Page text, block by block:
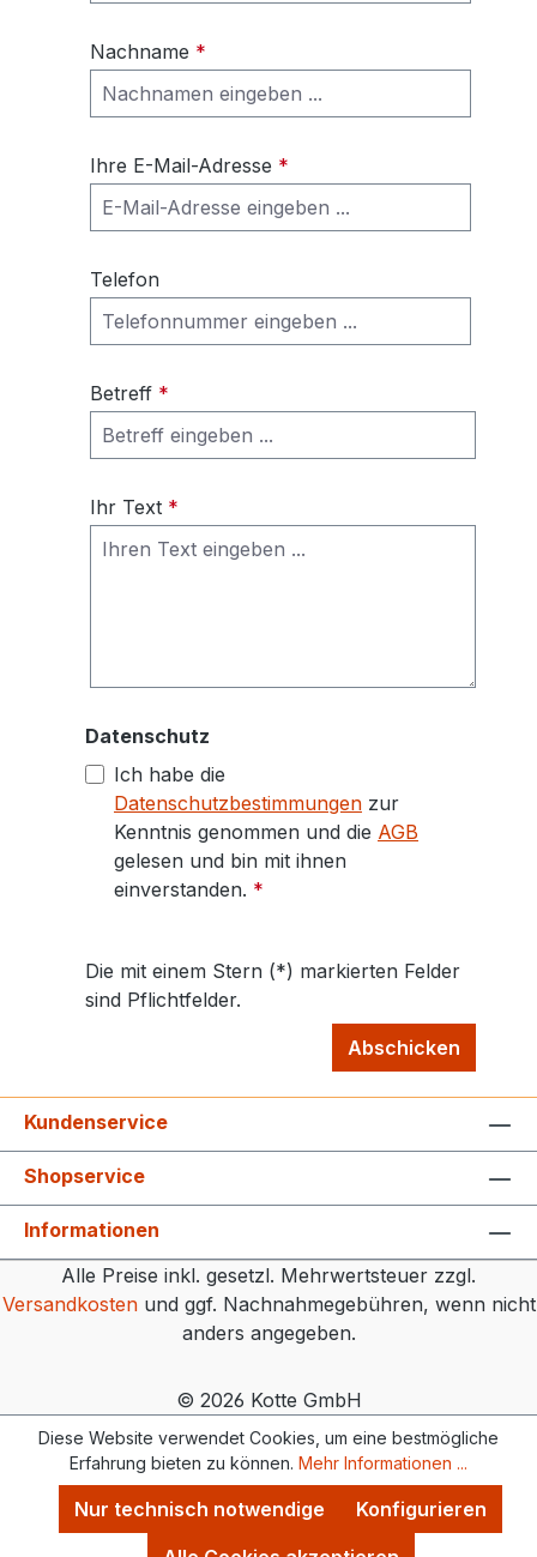
Nachname *
Ihre E-Mail-Adresse *
Telefon
Betreff *
Ihr Text *
Datenschutz
Ich habe die
Datenschutzbestimmungen zur
Kenntnis genommen und die AGB
gelesen und bin mit ihnen
einverstanden. *
Die mit einem Stern (*) markierten Felder
sind Pflichtfelder.
Abschicken
Kundenservice
Shopservice
Informationen
Alle Preise inkl. gesetzl. Mehrwertsteuer zzgl.
Versandkostenund ggf. Nachnahmegebühren, wenn nicht
anders angegeben.
© 2026 Kotte GmbH
Diese Website verwendet Cookies, um eine bestmögliche
Erfahrung bieten zu können. Mehr Informationen ...
Nur technisch notwendige
Konfigurieren